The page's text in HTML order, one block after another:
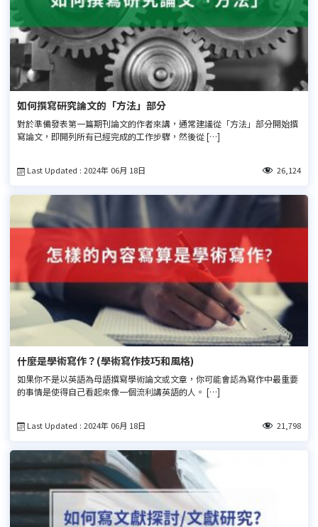
如何撰寫研究論文的「方法」部分
對於準備發表第一篇期刊論文的作者來講，通常建議從「方法」部分開始撰
寫論文，即開列所有已經完成的工作步驟，然後從 […]
Last Updated : 2024年 06月 18日 26,124
什麼是學術寫作？(學術寫作技巧和風格)
如果你不是以英語為母語撰寫學術論文或文章，你可能會認為寫作中最重要
的事情是使得自己看起來像一個流利講英語的人。 […]
Last Updated : 2024年 06月 18日 21,798